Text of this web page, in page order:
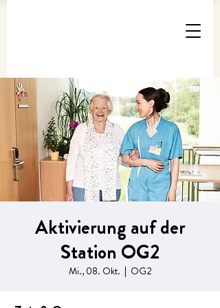
Aktivierung auf der
Station OG2
Mi., 08. Okt.
  |
OG2